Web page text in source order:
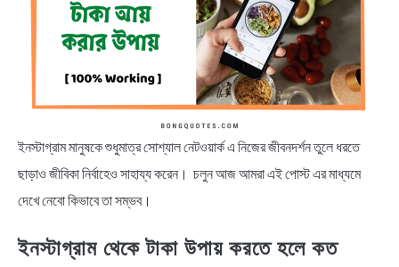
BENGALI LYRICS
BENGALI NAMES
BENGALI STORIES
ইনস্টাগ্রাম মানুষকে শুধুমাত্র সোশ্যাল নেটওয়ার্ক এ নিজের জীবনদর্শন তুলে ধরতে
ছাড়াও জীবিকা নির্বাহেও সাহায্য করেন। চলুন আজ আমরা এই পোস্ট এর মাধ্যমে
দেখে নেবো কিভাবে তা সম্ভব।
ইনস্টাগ্রাম থেকে টাকা উপায় করতে হলে কত